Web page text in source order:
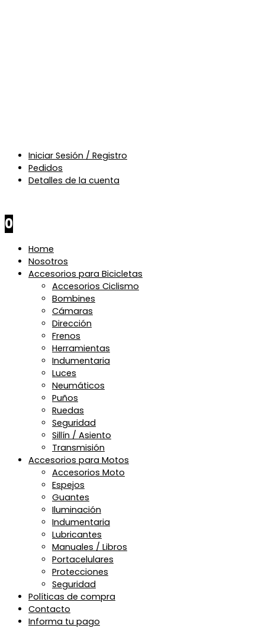
Iniciar Sesión / Registro
Pedidos
Detalles de la cuenta
0
Home
Nosotros
Accesorios para Bicicletas
Accesorios Ciclismo
Bombines
Cámaras
Dirección
Frenos
Herramientas
Indumentaria
Luces
Neumáticos
Puños
Ruedas
Seguridad
Sillín / Asiento
Transmisión
Accesorios para Motos
Accesorios Moto
Espejos
Guantes
Iluminación
Indumentaria
Lubricantes
Manuales / Libros
Portacelulares
Protecciones
Seguridad
Políticas de compra
Contacto
Informa tu pago